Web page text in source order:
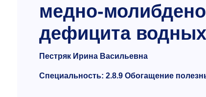
медно-
дефицита
Пестряк Ирина Васильевна
Специальность: 2.8.9 Обогащение